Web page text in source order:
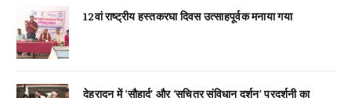
12वां राष्ट्रीय हस्तकरघा दिवस उत्साहपूर्वक मनाया गया
देहरादून में ‘सौहार्द’ और ‘सचित्र संविधान दर्शन’ प्रदर्शनी का